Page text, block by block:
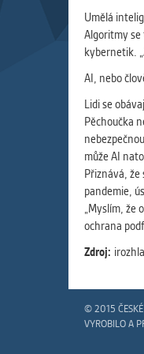
Umělá
Algoritmy se
kybernetik.
AI, nebo
Lidi se
Pěchoučka
může AI
Přiznává, že
pandemie,
„Myslím, že
ochrana
Zdroj:
© 2015 ČESKÉ
VYROBILO A